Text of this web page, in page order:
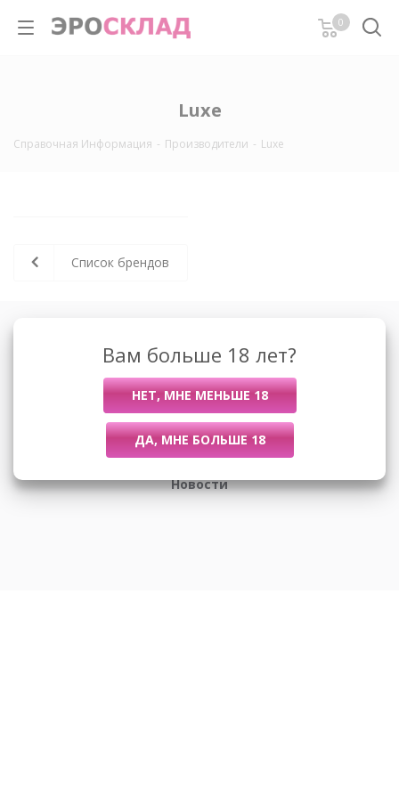
0
Luxe
Справочная Информация - Производители - Luxe
Список брендов
Условия
Размеры
Новости
Вам больше 18 лет?